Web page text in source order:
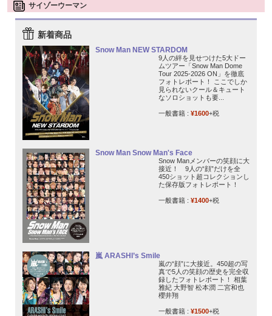
サイゾーウーマン
新着商品
Snow Man NEW STARDOM
9人の絆を見せつけた5大ドー
ムツアー「Snow Man Dome
Tour 2025-2026 ON」を徹底
フォトレポート！ ここでしか
見られないクール＆キュート
なソロショットも要...
一般書籍 : ¥1600+税
Snow Man Snow Man's Face
Snow Manメンバーの笑顔に大
接近！ 9人の“顔”だけを全
450ショット超コレクションし
た保存版フォトレポート！
一般書籍 : ¥1400+税
嵐 ARASHI’s Smile
嵐の“顔”に大接近。450超の写
真で5人の笑顔の歴史を完全収
録したフォトレポート！ 相葉
雅紀 大野智 松本潤 二宮和也
櫻井翔
一般書籍 : ¥1500+税